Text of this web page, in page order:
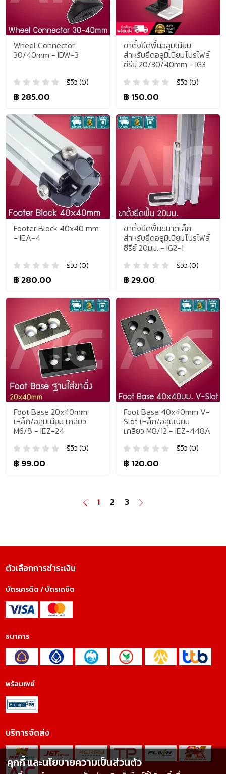
Wheel Connector
30/40mm - IDW-3
รีวิว (0)
฿ 285.00
ขาตั้งยึดพื้นอลูมิเนียม
สำหรับยึดอลูมิเนียมโปรไฟล์
ซีรีย์ 20/30/40mm - IG3
รีวิว (0)
฿ 150.00
Footer Block 40x40 mm
- IEA-4
รีวิว (0)
฿ 280.00
ขาตั้งยึดพื้นขนาดเล็ก
สำหรับยึดอลูมิเนียมโปรไฟล์
ซีรีย์ 20มม. - IG2-1
รีวิว (0)
฿ 29.00
Foot Base 20x40mm
เหล็ก/อลูมิเนียม เกลียว
M6/8 - IEZ-24
รีวิว (0)
฿ 99.00
Foot Base 40x40mm V-
Slot เหล็ก/อลูมิเนียม
เกลียว M8/12 - IEZ-448A
รีวิว (0)
฿ 120.00
1 2 3
ตัวเลือกการชำระเงิน
บัตรเครดิต / บัตรเดบิต
ธนาคาร
พร้อมเพย์
บริการจัดส่ง
คุกกี้ และนโยบายความเป็นส่วนตัว